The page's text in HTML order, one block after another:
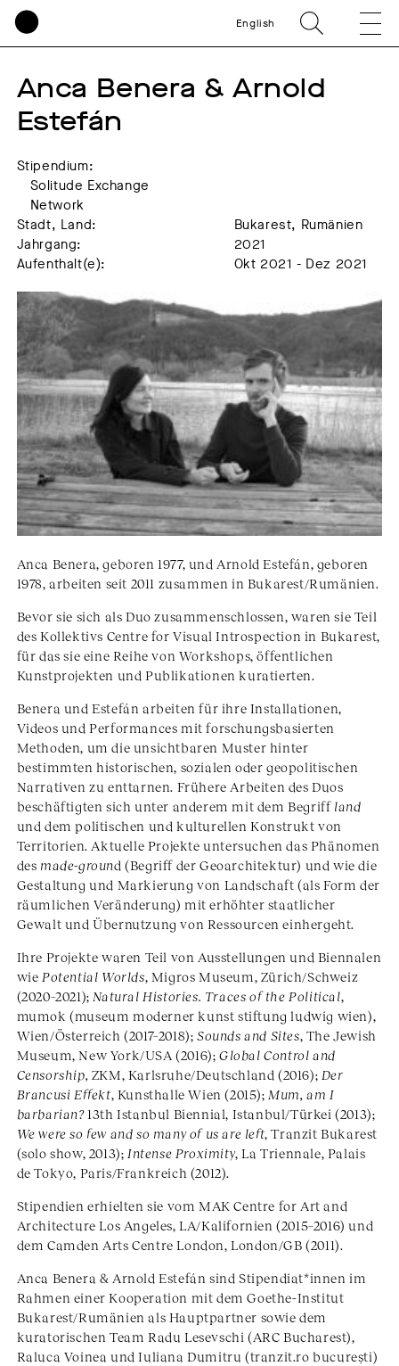
English
Anca Benera & Arnold
Estefán
Stipendium:
Solitude Exchange
Network
Stadt, Land:
Bukarest, Rumänien
Jahrgang:
2021
Aufenthalt(e):
Okt 2021 - Dez 2021
Anca Benera, geboren 1977, und Arnold Estefán, geboren
1978, arbeiten seit 2011 zusammen in Bukarest/Rumänien.
Bevor sie sich als Duo zusammenschlossen, waren sie Teil
des Kollektivs Centre for Visual Introspection in Bukarest,
für das sie eine Reihe von Workshops, öffentlichen
Kunstprojekten und Publikationen kuratierten.
Benera und Estefán arbeiten für ihre Installationen,
Videos und Performances mit forschungsbasierten
Methoden, um die unsichtbaren Muster hinter
bestimmten historischen, sozialen oder geopolitischen
Narrativen zu enttarnen. Frühere Arbeiten des Duos
beschäftigten sich unter anderem mit dem Begriff land
und dem politischen und kulturellen Konstrukt von
Territorien. Aktuelle Projekte untersuchen das Phänomen
des made-ground (Begriff der Geoarchitektur) und wie die
Gestaltung und Markierung von Landschaft (als Form der
räumlichen Veränderung) mit erhöhter staatlicher
Gewalt und Übernutzung von Ressourcen einhergeht.
Ihre Projekte waren Teil von Ausstellungen und Biennalen
wie Potential Worlds, Migros Museum, Zürich/Schweiz
(2020–2021); Natural Histories. Traces of the Political,
mumok (museum moderner kunst stiftung ludwig wien),
Wien/Österreich (2017–2018);Sounds and Sites, The Jewish
Museum, New York/USA (2016);Global Control and
Censorship, ZKM, Karlsruhe/Deutschland (2016); Der
Brancusi Effekt, Kunsthalle Wien (2015); Mum, am I
barbarian?13th Istanbul Biennial, Istanbul/Türkei (2013);
We were so few and so many of us are left, Tranzit Bukarest
(solo show, 2013); Intense Proximity, La Triennale, Palais
de Tokyo, Paris/Frankreich (2012).
Stipendien erhielten sie vom MAK Centre for Art and
Architecture Los Angeles, LA/Kalifornien (2015–2016) und
dem Camden Arts Centre London, London/GB (2011).
Anca Benera & Arnold Estefán sind Stipendiat*innen im
Rahmen einer Kooperation mit dem Goethe-Institut
Bukarest/Rumänien als Hauptpartner sowie dem
kuratorischen Team Radu Lesevschi (ARC Bucharest),
Raluca Voinea und Iuliana Dumitru (tranzit.ro bucurești)